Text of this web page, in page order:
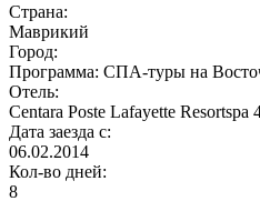
Страна:
Маврикий
Город:
Программа: СПА-туры на
Отель:
Centara Poste Lafayette Resortspa
Дата заезда с:
06.02.2014
Кол-во дней:
8